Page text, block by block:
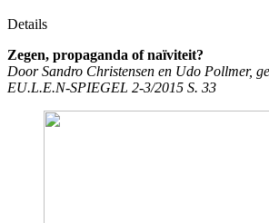
Details
Zegen, propaganda of naïviteit?
Door Sandro Christensen en Udo Pollmer,
EU.L.E.N-SPIEGEL 2-3/2015 S. 33